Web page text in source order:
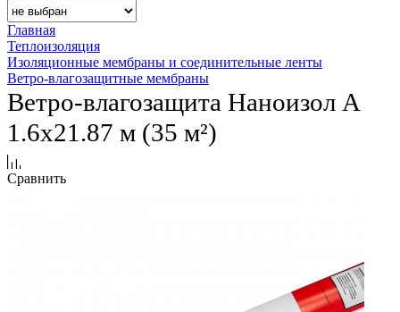
Главная
Теплоизоляция
Изоляционные мембраны и соединительные ленты
Ветро-влагозащитные мембраны
Ветро-влагозащита Наноизол А
1.6х21.87 м (35 м²)
Сравнить